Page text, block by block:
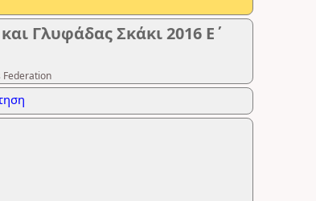
Γλυφάδας Σκάκι 2016 Ε΄
Federation